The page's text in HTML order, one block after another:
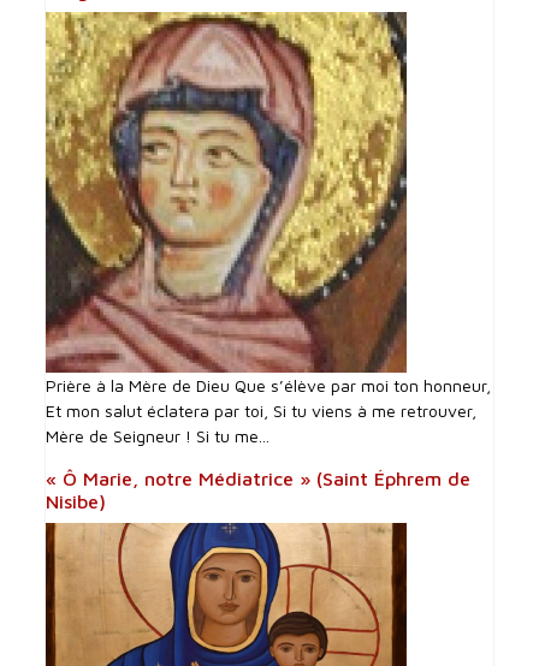
Prière à la Mère de Dieu Que s’élève par moi ton honneur,
Et mon salut éclatera par toi, Si tu viens à me retrouver,
Mère de Seigneur ! Si tu me...
« Ô Marie, notre Médiatrice » (Saint Éphrem de
Nisibe)